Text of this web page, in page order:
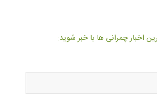
اخبار چمرانی ها با خبر شوید: